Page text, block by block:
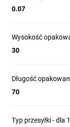
0.07
Wysokość
30
Długość
70
Typ przesyłki - dla